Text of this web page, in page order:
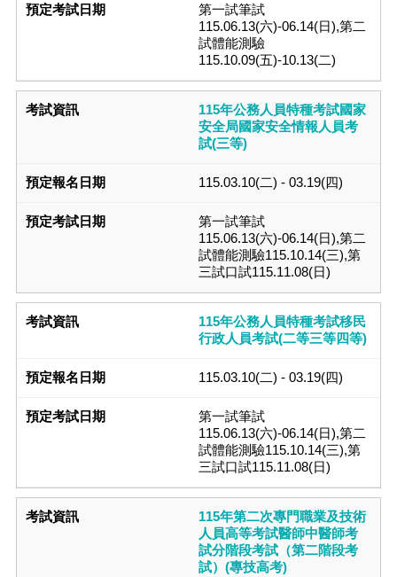
第一試筆試
115.06.13(六)-06.14(日),第二
試體能測驗
115.10.09(五)-10.13(二)
115年公務人員特種考試國家
安全局國家安全情報人員考
試(三等)
115.03.10(二) - 03.19(四)
第一試筆試
115.06.13(六)-06.14(日),第二
試體能測驗115.10.14(三),第
三試口試115.11.08(日)
115年公務人員特種考試移民
行政人員考試(二等三等四等)
115.03.10(二) - 03.19(四)
第一試筆試
115.06.13(六)-06.14(日),第二
試體能測驗115.10.14(三),第
三試口試115.11.08(日)
115年第二次專門職業及技術
人員高等考試醫師中醫師考
試分階段考試（第二階段考
試）(專技高考)